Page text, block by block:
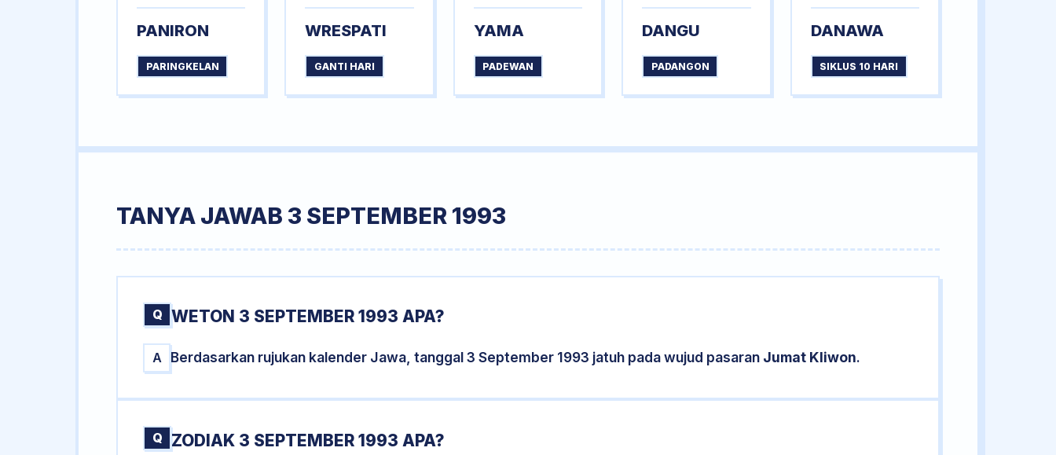
PANIRON
PARINGKELAN
WRESPATI
GANTI HARI
YAMA
PADEWAN
DANGU
PADANGON
DANAWA
SIKLUS 10 HARI
TANYA JAWAB 3 SEPTEMBER 1993
Q WETON 3 SEPTEMBER 1993 APA?
A Berdasarkan rujukan kalender Jawa, tanggal 3 September 1993 jatuh pada wujud pasaran Jumat Kliwon.
Q ZODIAK 3 SEPTEMBER 1993 APA?